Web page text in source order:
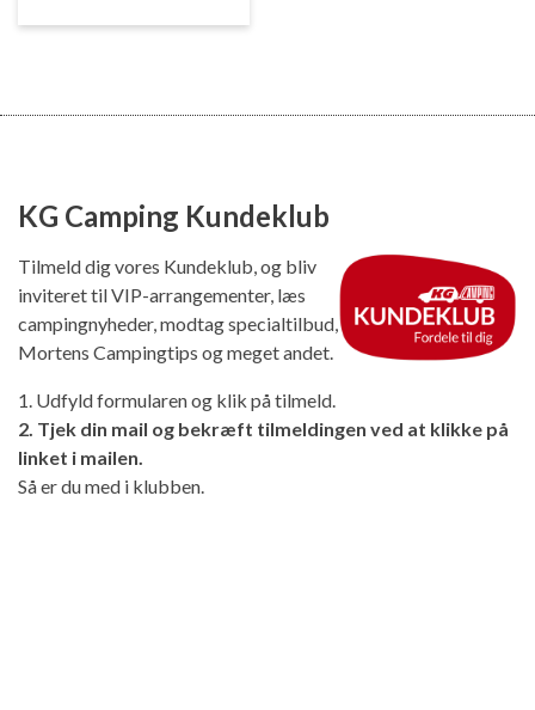
KG Camping Kundeklub
Tilmeld dig vores Kundeklub, og bliv
inviteret til VIP-arrangementer, læs
campingnyheder, modtag specialtilbud,
Mortens Campingtips og meget andet.
1. Udfyld formularen og klik på tilmeld.
2. Tjek din mail og bekræft tilmeldingen ved at klikke på
linket i mailen.
Så er du med i klubben.